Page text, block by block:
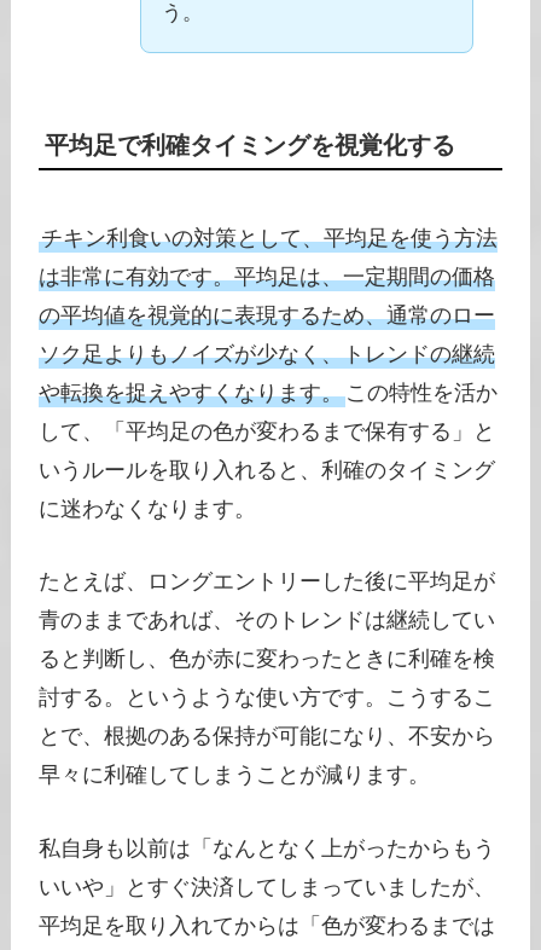
う。
平均足で利確タイミングを視覚化する
チキン利食いの対策として、平均足を使う方法
は非常に有効です。平均足は、一定期間の価格
の平均値を視覚的に表現するため、通常のロー
ソク足よりもノイズが少なく、トレンドの継続
や転換を捉えやすくなります。この特性を活か
して、「平均足の色が変わるまで保有する」と
いうルールを取り入れると、利確のタイミング
に迷わなくなります。
たとえば、ロングエントリーした後に平均足が
青のままであれば、そのトレンドは継続してい
ると判断し、色が赤に変わったときに利確を検
討する。というような使い方です。こうするこ
とで、根拠のある保持が可能になり、不安から
早々に利確してしまうことが減ります。
私自身も以前は「なんとなく上がったからもう
いいや」とすぐ決済してしまっていましたが、
平均足を取り入れてからは「色が変わるまでは